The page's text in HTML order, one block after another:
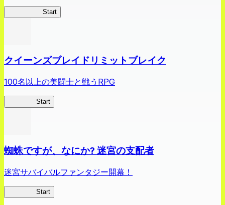
Start
クイーンズブレイドリミットブレイク
100名以上の美闘士と戦うRPG
Start
蜘蛛ですが、なにか? 迷宮の支配者
迷宮サバイバルファンタジー開幕！
Start